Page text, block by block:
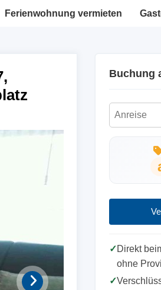
Ferienwohnung vermieten
Buchung
✓Direkt
ohne
✓